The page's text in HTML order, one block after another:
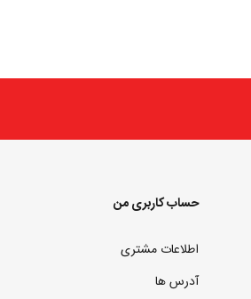
حساب کاربری من
اطلاعات مشتری
آدرس ها